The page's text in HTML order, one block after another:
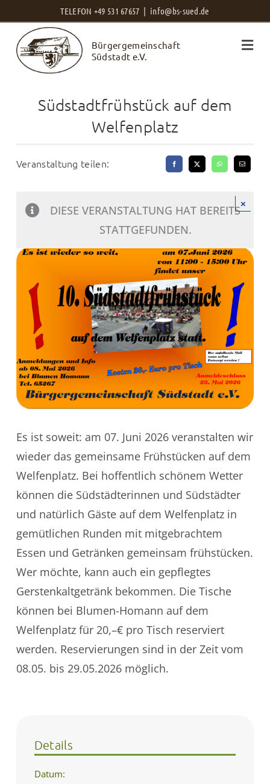
Inhalt
springen
TELEFON +49 531 67657 | info@bs-sued.de
Bürgergemeinschaft
Südstadt e.V.
Südstadtfrühstück auf dem
Welfenplatz
Veranstaltung teilen:
DIESE VERANSTALTUNG HAT BEREITS
STATTGEFUNDEN.
×
Es ist soweit: am 07. Juni 2026 veranstalten wir
wieder das gemeinsame Frühstücken auf dem
Welfenplatz. Bei hoffentlich schönem Wetter
können die Südstädterinnen und Südstädter
und natürlich Gäste auf dem Welfenplatz in
gemütlichen Runden mit mitgebrachtem
Essen und Getränken gemeinsam frühstücken.
Wer möchte, kann auch ein gepflegtes
Gerstenkaltgetränk bekommen. Die Tische
können bei Blumen-Homann auf dem
Welfenplatz für 20,–€ pro Tisch reserviert
werden. Reservierungen sind in der Zeit vom
08.05. bis 29.05.2026 möglich.
Details
Datum: